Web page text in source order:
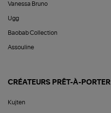
Vanessa Bruno
Ugg
Baobab Collection
Assouline
CRÉATEURS PRÊT-À-PORTER
Kujten